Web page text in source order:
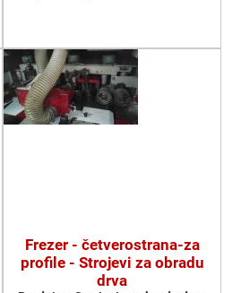
Frezer - četverostrana-za
profile - Strojevi za obradu
drva